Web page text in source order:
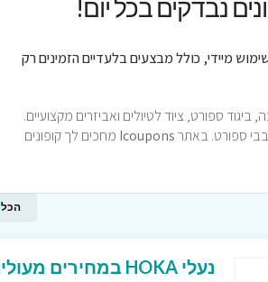
נבדקים בכל יום!
מיידי, כולל מבצעים בלעדיים הזמינים רק
ספורט, ציוד לטיולים ואביזרים מקצועיים.
ספורט. באתרIcoupons מחכים לך קופונים
הכל
נעלי HOKA במחירים מעולים באתר ארוספורט !